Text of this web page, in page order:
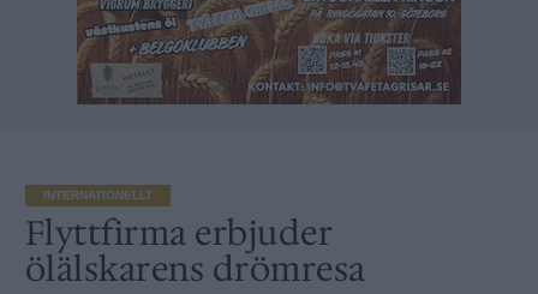
INTERNATIONELLT
Flyttfirma erbjuder
ölälskarens drömresa